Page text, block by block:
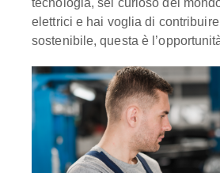
tecnologia, sei curioso del
elettrici e hai voglia di
sostenibile, questa è